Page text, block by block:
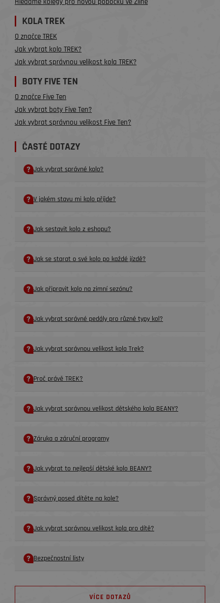
KOLA TREK
O značce TREK
Jak vybrat kolo TREK?
Jak vybrat správnou velikost kola TREK?
BOTY FIVE TEN
O značce Five Ten
Jak vybrat boty Five Ten?
Jak vybrat správnou velikost Five Ten?
ČASTÉ DOTAZY
Jak vybrat správné kolo?
V jakém stavu mi kolo příjde?
Jak sestavit kolo z eshopu?
Jak se starat o své kolo po každé jízdě?
Jak připravit kolo na zimní sezónu?
Jak vybrat správné pedály pro různé typy kol?
Jak vybrat správnou velikost kola Trek?
Proč právě TREK?
Jak vybrat správnou velikost dětského kola BEANY?
Záruka a záruční programy
Jak vybrat to nejlepší dětské kolo BEANY?
Správný posed dítěte na kole?
Jak vybrat správnou velikost kola pro dítě?
Bezpečnostní listy
VÍCE DOTAZŮ